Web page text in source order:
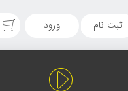
ثبت نام ورود